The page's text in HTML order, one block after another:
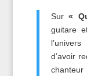
Sur«
guitare
d’avoir